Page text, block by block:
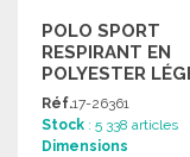
POLO SPORT
RESPIRANT EN
POLYESTER
Réf.17-26361
Stock : 5 338 articles
Dimensions